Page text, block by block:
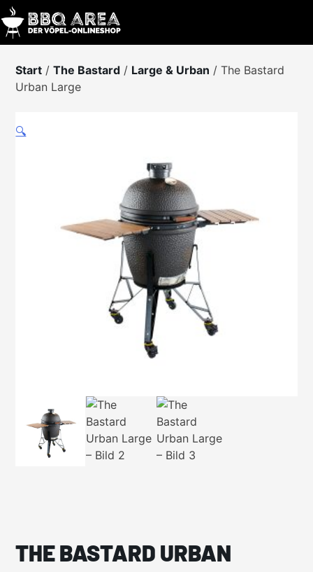
Skip
to
content
Start /The Bastard / Large & Urban / The Bastard
Urban Large
🔍
THE BASTARD URBAN